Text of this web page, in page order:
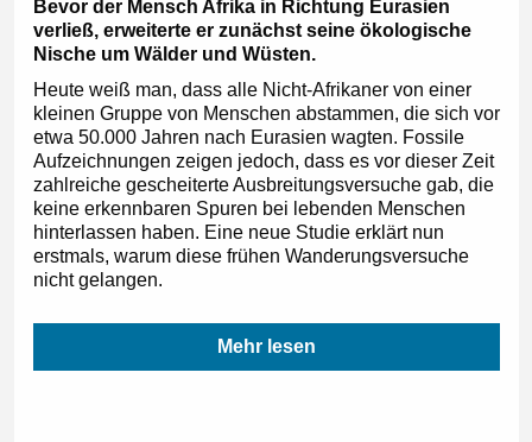
Bevor der Mensch Afrika in Richtung Eurasien
verließ, erweiterte er zunächst seine ökologische
Nische um Wälder und Wüsten.
Heute weiß man, dass alle Nicht-Afrikaner von einer
kleinen Gruppe von Menschen abstammen, die sich vor
etwa 50.000 Jahren nach Eurasien wagten. Fossile
Aufzeichnungen zeigen jedoch, dass es vor dieser Zeit
zahlreiche gescheiterte Ausbreitungsversuche gab, die
keine erkennbaren Spuren bei lebenden Menschen
hinterlassen haben. Eine neue Studie erklärt nun
erstmals, warum diese frühen Wanderungsversuche
nicht gelangen.
Mehr lesen